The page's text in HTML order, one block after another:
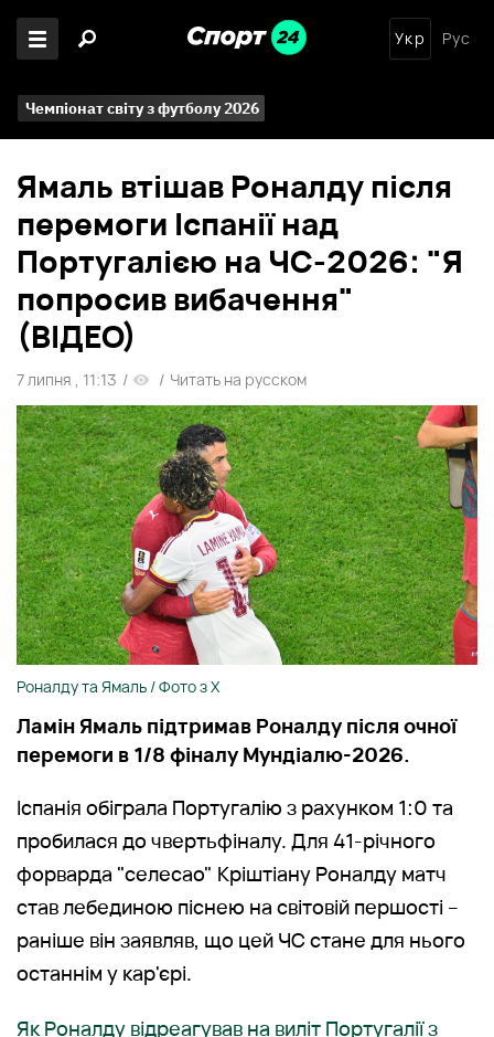
Укр Рус
Чемпіонат світу з футболу 2026
Ямаль втішав Роналду після
перемоги Іспанії над
Португалією на ЧС-2026: "Я
попросив вибачення"
(ВІДЕО)
7 липня , 11:13 / / Читать на русском
Роналду та Ямаль / Фото з Х
Ламін Ямаль підтримав Роналду після очної
перемоги в 1/8 фіналу Мундіалю-2026.
Іспанія обіграла Португалію з рахунком 1:0 та
пробилася до чвертьфіналу. Для 41-річного
форварда "селесао" Кріштіану Роналду матч
став лебединою піснею на світовій першості –
раніше він заявляв, що цей ЧС стане для нього
останнім у кар'єрі.
Як Роналду відреагував на виліт Португалії з